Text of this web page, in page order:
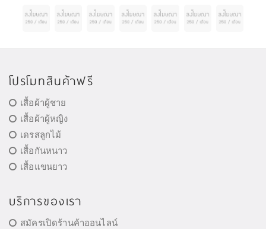
โปรโมทสินค้าฟรี
เสื้อผ้าผู้ชาย
เสื้อผ้าผู้หญิง
เดรสลูกไม้
เสื้อกันหนาว
เสื้อแขนยาว
บริการของเรา
สมัครเปิดร้านค้าออนไลน์